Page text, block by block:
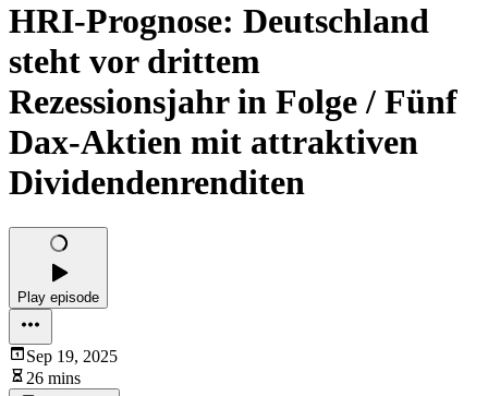
HRI-Prognose: Deutschland
steht vor drittem
Rezessionsjahr in Folge / Fünf
Dax-Aktien mit attraktiven
Dividendenrenditen
Play episode
Sep 19, 2025
26 mins